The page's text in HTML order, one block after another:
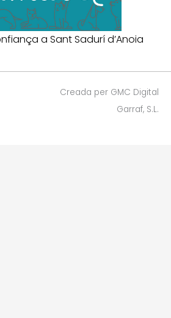
a Sant Sadurí d’Anoia
Creada per GMC Digital
Garraf, S.L.